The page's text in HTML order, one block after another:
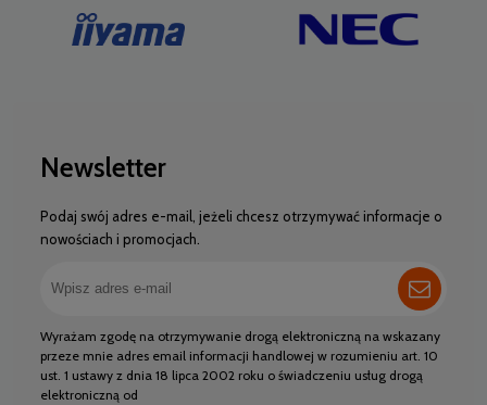
Newsletter
Podaj swój adres e-mail, jeżeli chcesz otrzymywać informacje o
nowościach i promocjach.
Wyrażam zgodę na otrzymywanie drogą elektroniczną na wskazany
przeze mnie adres email informacji handlowej w rozumieniu art. 10
ust. 1 ustawy z dnia 18 lipca 2002 roku o świadczeniu usług drogą
elektroniczną od